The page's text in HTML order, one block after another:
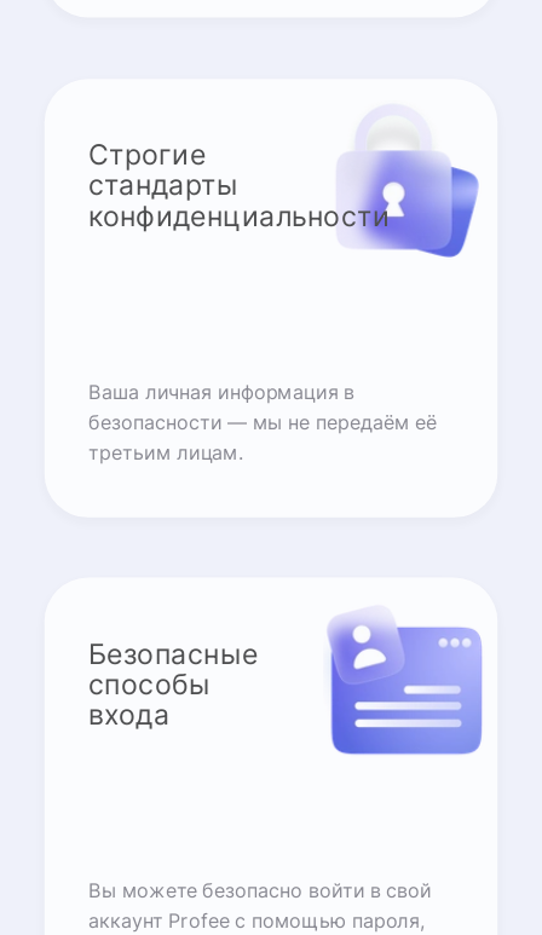
Строгие
стандарты
конфиденциальности
Ваша личная информация в
безопасности — мы не передаём её
третьим лицам.
Безопасные
способы
входа
Вы можете безопасно войти в свой
аккаунт Profee с помощью пароля,